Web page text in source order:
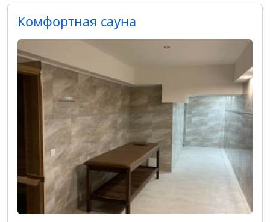
Комфортная сауна